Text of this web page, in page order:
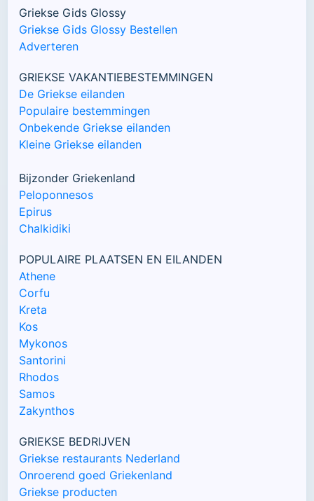
Griekse Gids Glossy
Griekse Gids Glossy Bestellen
Adverteren
GRIEKSE VAKANTIEBESTEMMINGEN
De Griekse eilanden
Populaire bestemmingen
Onbekende Griekse eilanden
Kleine Griekse eilanden
Bijzonder Griekenland
Peloponnesos
Epirus
Chalkidiki
POPULAIRE PLAATSEN EN EILANDEN
Athene
Corfu
Kreta
Kos
Mykonos
Santorini
Rhodos
Samos
Zakynthos
GRIEKSE BEDRIJVEN
Griekse restaurants Nederland
Onroerend goed Griekenland
Griekse producten